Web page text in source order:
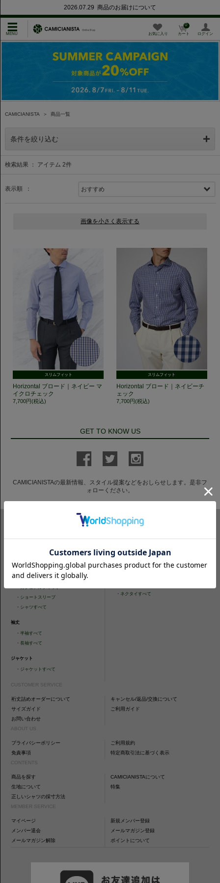
2026.07.29 商品のお届けについて
お気に入り カート
0
ログイン
CAMICIANISTA ＞ 商品一覧
条件を絞り込む
検索結果 ： アイテム 2件
表示順 ：
スリムフィット
Horizontal ブロード｜ネイビー マ
イクロチェック
7,700円(税込)
スリムフィット
Horizontal ブロード｜ネイビーチ
ェック
7,700円(税込)
GET TO KNOW US
CAMICIANISTAの最新情報、スタイル提案などをおしらせします。是非フ
ォローください。
・タイトフィット
・レギュラーフィット
・ ショートスリーブ
・ シャツすべて
袖丈
・半袖すべて
・長袖すべて
ジャケット
・ ジャケットすべて
タイトフィット
・ニットシャツすべて
・ ネクタイすべて
CUSTOMER SERVICE
裄丈詰めオーダーについて
キャンセル/返品/交換について
サイズガイド
ご利用ガイド
お問い合わせ
ABOUT US
プライバシーポリシー
ご利用規約
免責事項
特定商取引法に基づく表示
CONTENTS
商品を探す
CAMICIANISTAについて
生地について
特集
正しいシャツの採寸方法
MEMBER SERVICE
マイページ
新規メンバー登録
メンバー退会
メールマガジン登録
メールマガジン解除
ポイントについて